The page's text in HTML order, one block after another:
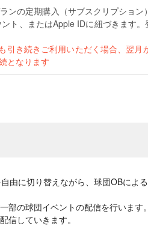
ンの定期購入（サブスクリプション
ト、またはApple IDに紐づきます
引き続きご利用いただく場合、翌月
となります
由に切り替えながら、球団OBによ
部の球団イベントの配信を行います
信していきます。